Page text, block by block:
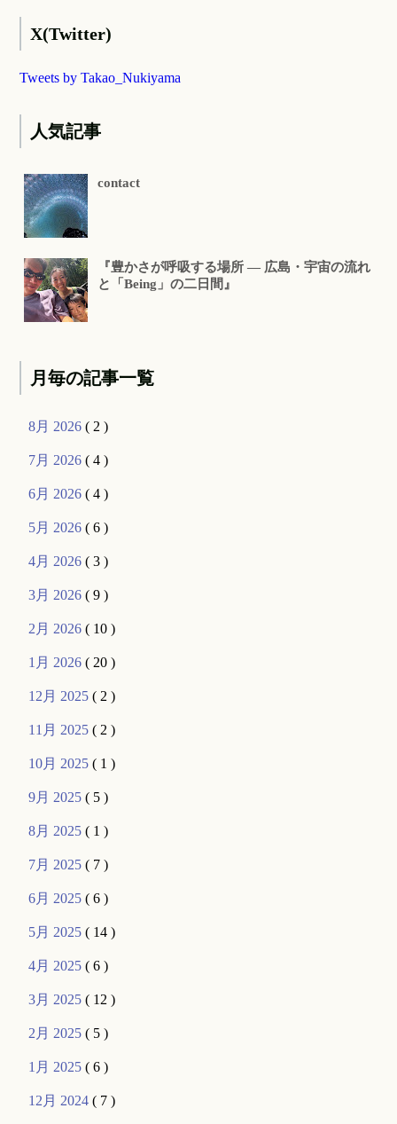
X(Twitter)
Tweets by Takao_Nukiyama
人気記事
contact
『豊かさが呼吸する場所 ― 広島・宇宙の流れ
と「Being」の二日間』
月毎の記事一覧
8月 2026( 2 )
7月 2026( 4 )
6月 2026( 4 )
5月 2026( 6 )
4月 2026( 3 )
3月 2026( 9 )
2月 2026( 10 )
1月 2026( 20 )
12月 2025( 2 )
11月 2025( 2 )
10月 2025( 1 )
9月 2025( 5 )
8月 2025( 1 )
7月 2025( 7 )
6月 2025( 6 )
5月 2025( 14 )
4月 2025( 6 )
3月 2025( 12 )
2月 2025( 5 )
1月 2025( 6 )
12月 2024( 7 )